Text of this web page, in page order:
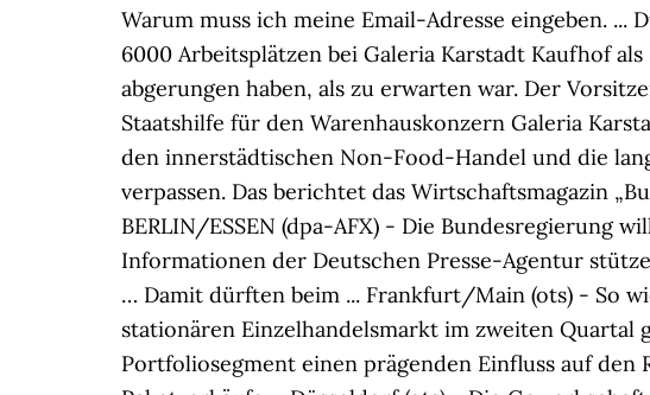
Warum muss ich meine Email-Adresse eingeben. ...
6000 Arbeitsplätzen bei Galeria Karstadt Kaufhof
abgerungen haben, als zu erwarten war. Der
Staatshilfe für den Warenhauskonzern Galeria
den innerstädtischen Non-Food-Handel und die
verpassen. Das berichtet das Wirtschaftsmagazin
BERLIN/ESSEN (dpa-AFX) - Die Bundesregierung
Informationen der Deutschen Presse-Agentur
… Damit dürften beim ... Frankfurt/Main (ots) - So
stationären Einzelhandelsmarkt im zweiten Quartal
Portfoliosegment einen prägenden Einfluss auf